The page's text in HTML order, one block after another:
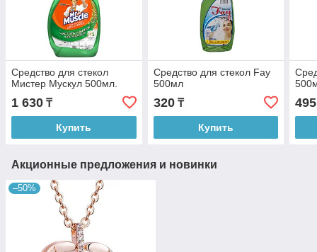
Средство для стекол
Мистер Мускул 500мл.
1 630 ₸
Купить
Средство для стекол Fay
500мл
320₸
Купить
495
Акционные предложения и новинки
–50%